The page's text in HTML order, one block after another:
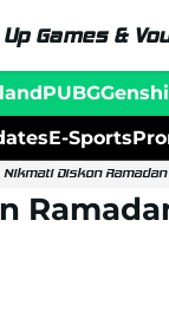
Up Games &
PUBG
E-Sports
Nikmati Diskon